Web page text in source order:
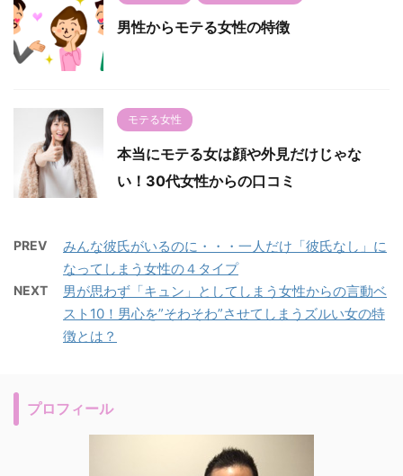
男性からモテる女性の特徴
モテる女性
本当にモテる女は顔や外見だけじゃな
い！30代女性からの口コミ
PREV
みんな彼氏がいるのに・・・一人だけ「彼氏なし」に
なってしまう女性の４タイプ
NEXT
男が思わず「キュン」としてしまう女性からの言動ベ
スト10！男心を”そわそわ”させてしまうズルい女の特
徴とは？
プロフィール